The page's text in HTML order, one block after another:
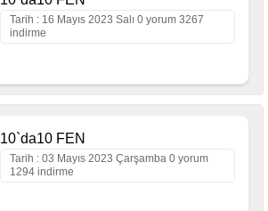
Tarih : 16 Mayıs 2023 Salı 0 yorum 3267
indirme
10`da10 FEN
Tarih : 03 Mayıs 2023 Çarşamba 0 yorum
1294 indirme